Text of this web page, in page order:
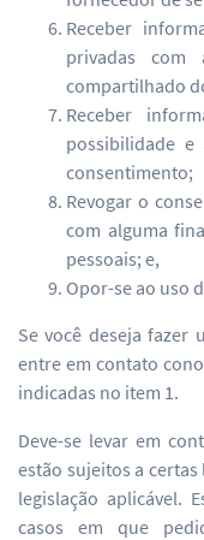
Receber
privadas com
compartilhado
Receber
possibilidade e
consentimento;
Revogar o
com alguma
pessoais; e,
Opor-se ao uso
Se você deseja fazer
entre em contato
indicadas no item 1.
Deve-se levar em
estão sujeitos a
legislação aplicável.
casos em que